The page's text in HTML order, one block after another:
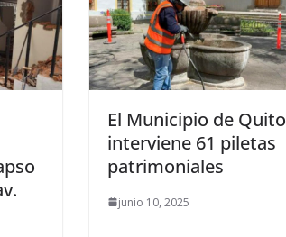
El Municipio de Quito
interviene 61 piletas
patrimoniales
junio 10, 2025